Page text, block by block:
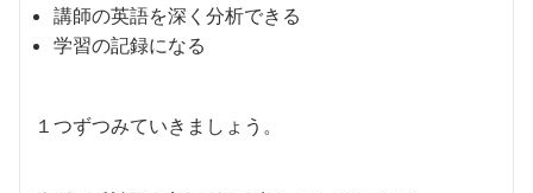
講師の英語を深く分析できる
学習の記録になる
１つずつみていきましょう。